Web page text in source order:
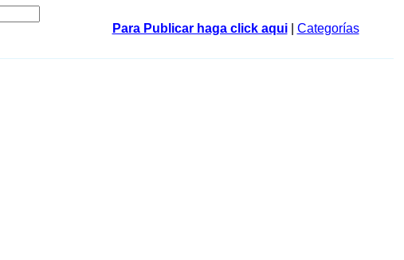
Para Publicar haga click aqui| Categorías